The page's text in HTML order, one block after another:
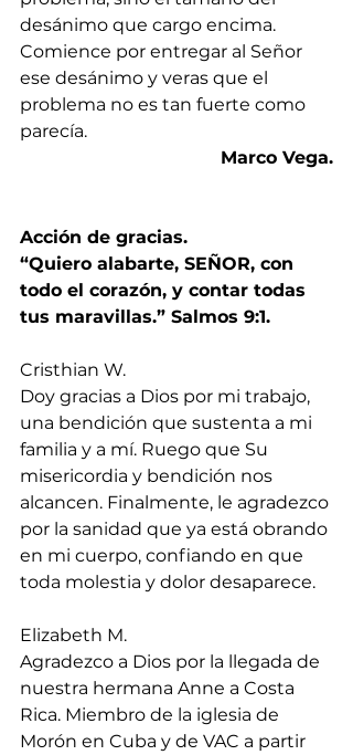
desánimo que cargo encima.
Comience por entregar al Señor
ese desánimo y veras que el
problema no es tan fuerte como
parecía.
Marco Vega.
Acción de gracias.
“Quiero alabarte, SEÑOR, con
todo el corazón, y contar todas
tus maravillas.” Salmos 9:1.
Cristhian W.
Doy gracias a Dios por mi trabajo,
una bendición que sustenta a mi
familia y a mí. Ruego que Su
misericordia y bendición nos
alcancen. Finalmente, le agradezco
por la sanidad que ya está obrando
en mi cuerpo, confiando en que
toda molestia y dolor desaparece.
Elizabeth M.
Agradezco a Dios por la llegada de
nuestra hermana Anne a Costa
Rica. Miembro de la iglesia de
Morón en Cuba y de VAC a partir